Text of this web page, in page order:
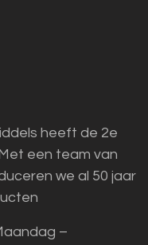
heeft de 2e
een team van
we al 50 jaar
–